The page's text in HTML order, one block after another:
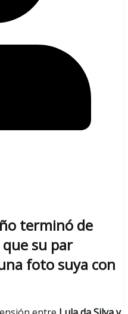
terminó de
su par
foto suya con